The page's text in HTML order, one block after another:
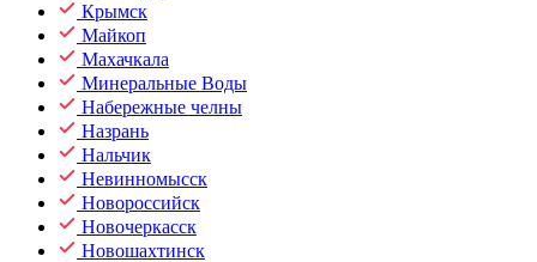
Крымск
Майкоп
Махачкала
Минеральные Воды
Набережные челны
Назрань
Нальчик
Невинномысск
Новороссийск
Новочеркасск
Новошахтинск